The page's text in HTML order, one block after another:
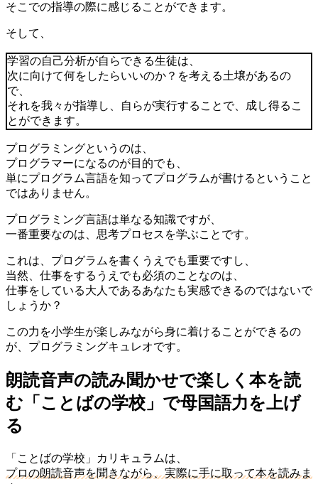
そこでの指導の際に感じることができます。
そして、
学習の自己分析が自らできる生徒は、
次に向けて何をしたらいいのか？を考える土壌があるの
で、
それを我々が指導し、自らが実行することで、成し得るこ
とができます。
プログラミングというのは、
プログラマーになるのが目的でも、
単にプログラム言語を知ってプログラムが書けるということ
ではありません。
プログラミング言語は単なる知識ですが、
一番重要なのは、思考プロセスを学ぶことです。
これは、プログラムを書くうえでも重要ですし、
当然、仕事をするうえでも必須のことなのは、
仕事をしている大人であるあなたも実感できるのではないで
しょうか？
この力を小学生が楽しみながら身に着けることができるの
が、プログラミングキュレオです。
朗読音声の読み聞かせで楽しく本を読
む「ことばの学校」で母国語力を上げ
る
「ことばの学校」カリキュラムは、
プロの朗読音声を聞きながら、実際に手に取って本を読みま